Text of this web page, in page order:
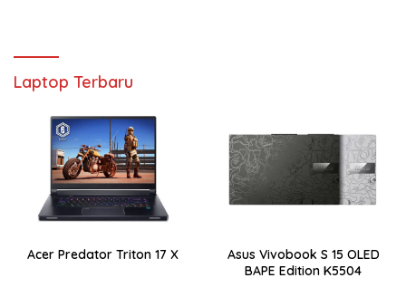
Laptop Terbaru
Acer Predator Triton 17 X
Asus Vivobook S 15 OLED
BAPE Edition K5504